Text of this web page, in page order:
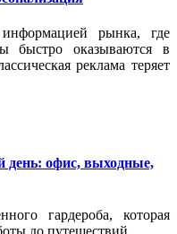
рынка, где
быстро оказываются в
реклама теряет
день: офис, выходные,
гардероба, которая
до путешествий